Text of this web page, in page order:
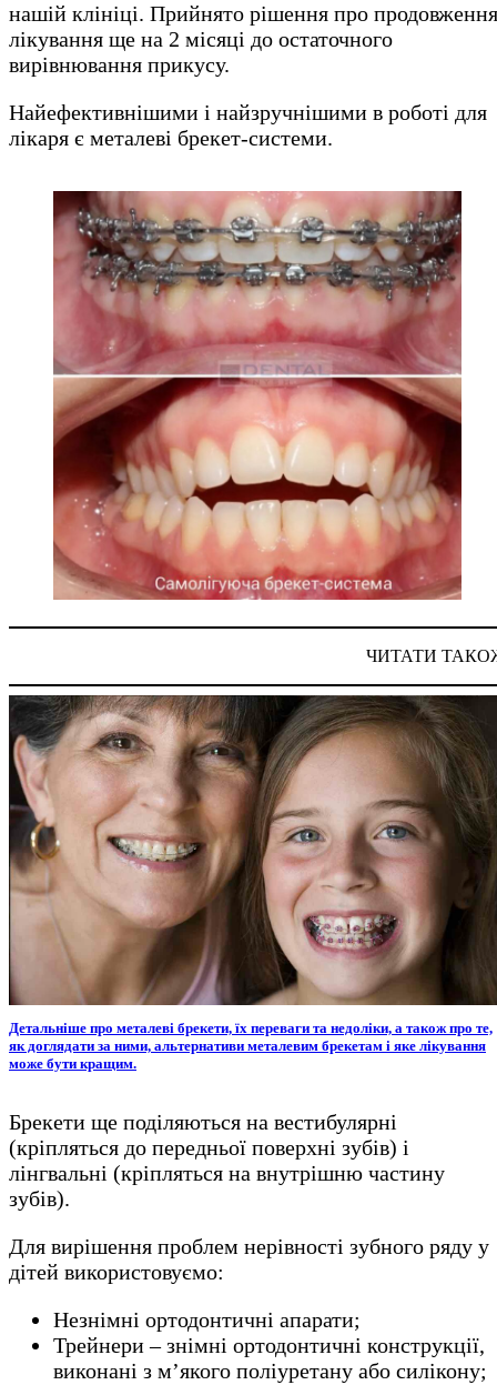
нашій клініці. Прийнято рішення про продовження
лікування ще на 2 місяці до остаточного
вирівнювання прикусу.
Найефективнішими і найзручнішими в роботі для
лікаря є металеві брекет-системи.
ЧИТАТИ
Детальніше про металеві брекети, їх переваги та недоліки, а також про те,
як доглядати за ними, альтернативи металевим брекетам і яке лікування
може бути кращим.
Брекети ще поділяються на вестибулярні
(кріпляться до передньої поверхні зубів) і
лінгвальні (кріпляться на внутрішню частину
зубів).
Для вирішення проблем нерівності зубного ряду у
дітей використовуємо:
Незнімні ортодонтичні апарати;
Трейнери – знімні ортодонтичні конструкції,
виконані з м’якого поліуретану або силікону;